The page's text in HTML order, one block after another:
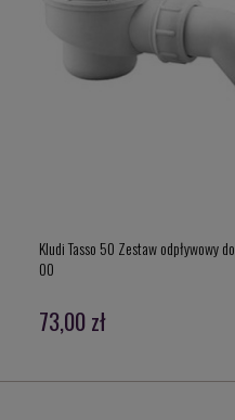
Kludi Tasso 50 Zestaw odpływowy
00
73,00 zł